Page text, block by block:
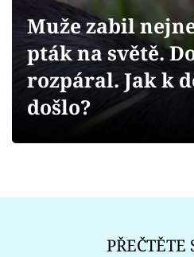
Videa
Sledujte prima+
Muže zabil
pták na světě.
rozpáral. Jak k
došlo?
PŘEČTĚTE